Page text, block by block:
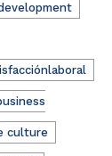
culture